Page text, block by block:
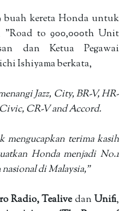
kereta Honda untuk
"Road to 900,000th Unit
dan Ketua Pegawai
Ishiyama berkata,
Jazz, City, BR-V, HR-
CR-V and Accord.
mengucapkan terima kasih
Honda menjadi No.1
nasional di Malaysia,”
Radio, TealivedanUnifi,